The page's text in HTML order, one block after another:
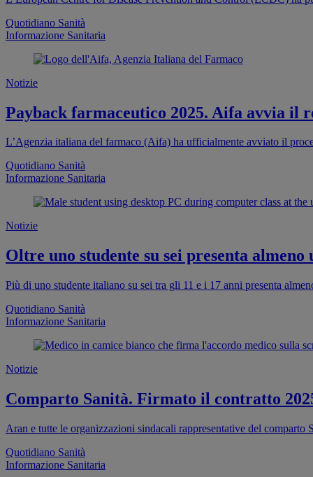
Quotidiano Sanità
Informazione Sanitaria
Notizie
Payback farmaceutico 2025. Aifa avvia
L’Agenzia italiana del farmaco (Aifa) ha ufficialmente avviato il
Quotidiano Sanità
Informazione Sanitaria
Notizie
Oltre uno studente su sei presenta
Più di uno studente italiano su sei tra gli 11 e i 17 anni presenta
Quotidiano Sanità
Informazione Sanitaria
Notizie
Comparto Sanità. Firmato il contratto
Aran e tutte le organizzazioni sindacali rappresentative del
Quotidiano Sanità
Informazione Sanitaria